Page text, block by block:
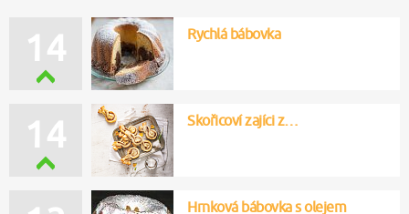
14 Rychlá bábovka
14 Skořicoví zajíci z…
Hrnková bábovka s olejem